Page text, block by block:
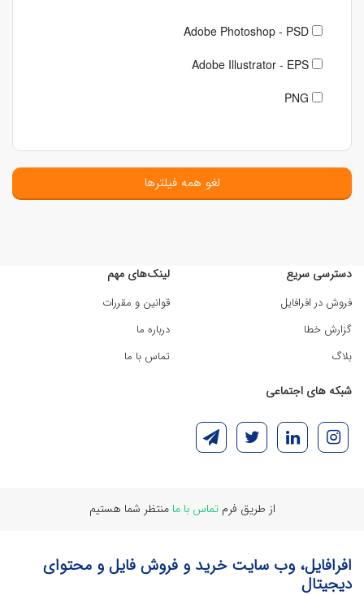
Adobe Photoshop - PSD
Adobe Illustrator - EPS
PNG
لغو همه فیلترها
دسترسی سریع
فروش در افرافایل
گزارش خطا
بلاگ
لینک‌های مهم
قوانین و مقررات
درباره ما
تماس با ما
شبکه های اجتماعی
از طریق فرمتماس با ما منتظر شما هستیم
افرافایل، وب سایت خرید و فروش فایل و محتوای
دیجیتال